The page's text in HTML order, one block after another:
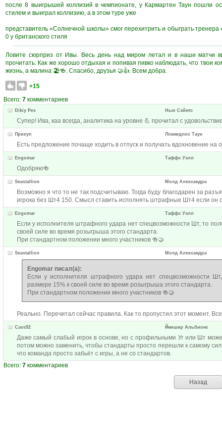
после 8 выигрышей коллизий в чемпионате, у Кармартен Таун пошли
стилем и выиграл коллизию, а в этом туре уже
представитель «Солнечной школы» смог перехитрить и обыграть
0 у британского стиля
Ловите сюрприз от Ивы. Весь день над миром летал и в наши матчи
прочитать. Как же хорошо отдыхая и попивая пивко наблюдать, что твои
жизнь, а малина 🏖️🍻. Спасибо, друзья 🤝👍. Всем добра.
+15
Всего: 7 комментариев
Dikiy Pes Нью Сэйнтс
Супер! Ива, каа всегда, аналитика на уровне 💪 прочитал с
Прикуп Лланидлос Таун
Есть предложение почаще ходить в отпуск и получать вдохновение на
Engomar Таффс Уэлл
Одобряю🍻
Seastallion Молд Александра
Возможно я что то не так подсчитываю. Тогда буду благодарен за
игрока без Шт4 150. Смысл ставить исполнять штрафные Шт4 если он
Engomar Таффс Уэлл
Если у исполнителя штрафного удара нет спецвозможности Шт, то
своей силе во время розыгрыша этого стандарта.
При стандартном положении много участников 🍻🤝
Seastallion Молд Александра
Engomar писал(а):
Если у исполнителя штрафного удара нет спецвозможности
размере 15% к своей силе во время розыгрыша этого стандарта.
При стандартном положении много участников 🍻🤝
Реально. Перечитал сейчас правила. Как то пропустил этот момент.
Cavs92 Йнишир Альбионс
Даже самый слабый игрок в основе, но с профильными Уг или Шт
потом можно заменить, чтобы стандарты просто перешли к самому
что команда просто забьёт с игры, а не со стандартов.
Всего: 7 комментариев
Назад